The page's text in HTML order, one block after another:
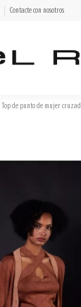
Contacte con nosotros
Top de punto de mujer